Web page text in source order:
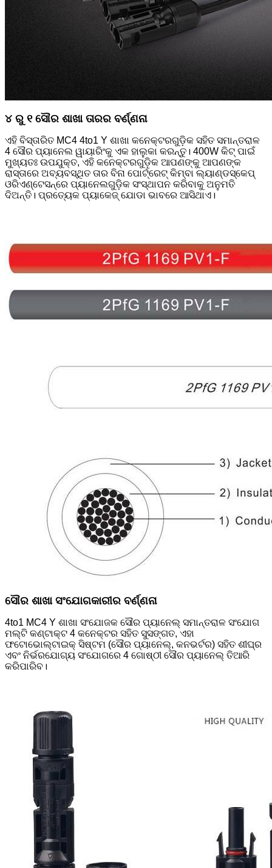
୪ ରୁ ୧ ସୌର ଶାଖା ତାରର ବର୍ଣ୍ଣନା
ଏହି ବିସ୍ତାରିତ MC4 4to1 Y ଶାଖା କନେକ୍ଟରଗୁଡ଼ିକ ସହିତ ସମାନ୍ତରାଳ
4 ସୌର ପ୍ୟାନେଲ ୱାୟାରିଂକୁ ଏକ ହାଲୁକା କରନ୍ତୁ। 400W କିଟ୍ ପାଇଁ
ମୁଖ୍ୟତଃ ଉପଯୁକ୍ତ, ଏହି କନେକ୍ଟରଗୁଡ଼ିକ ଆପଣଙ୍କୁ ଆପଣଙ୍କ
ରାସ୍ତାରେ ଅବ୍ୟବସ୍ଥିତ ତାର ବିନା ପୋର୍ଟ୍ରେଟ୍ କିମ୍ବା ଲ୍ୟାଣ୍ଡସ୍କେପ୍
ଓରିଏଣ୍ଟେସନ୍‌ରେ ପ୍ୟାନେଲଗୁଡ଼ିକ ସଂସ୍ଥାପନ କରିବାକୁ ଅନୁମତି
ଦିଅନ୍ତି। ପ୍ରତ୍ୟେକ ପ୍ୟାକେଜ୍ ଯୋଡା ଭାବରେ ଆସିଥାଏ।
ସୌର ଶାଖା ସଂଯୋଗକାରୀର ବର୍ଣ୍ଣନା
4to1 MC4 Y ଶାଖା ସଂଯୋଜକ ସୌର ପ୍ୟାନେଲ୍ ସମାନ୍ତରାଳ ସଂଯୋଗ
ମଲ୍ଟି କଣ୍ଟାକ୍ଟ 4 କନେକ୍ଟର ସହିତ ସୁସଙ୍ଗତ, ଏହା
ଫଟୋଭୋଲ୍ଟାଇକ୍ ସିଷ୍ଟମ (ସୌର ପ୍ୟାନେଲ୍, କନଭର୍ଟର) ସହିତ ଶୀଘ୍ର
ଏବଂ ନିର୍ଭରଯୋଗ୍ୟ ସଂଯୋଗରେ 4 ଗୋଷ୍ଠୀ ସୌର ପ୍ୟାନେଲ୍ ତିଆରି
କରିପାରିବ।